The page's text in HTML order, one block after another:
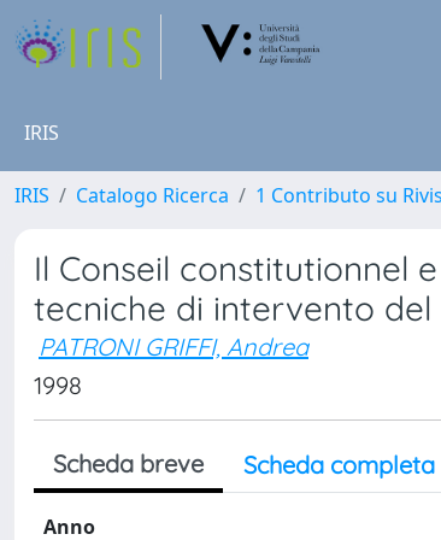
IRIS
IRIS Catalogo Ricerca 1 Contributo su
Il Conseil constitutionnel
tecniche di intervento
PATRONI GRIFFI, Andrea
1998
Scheda breve Scheda completa
Anno